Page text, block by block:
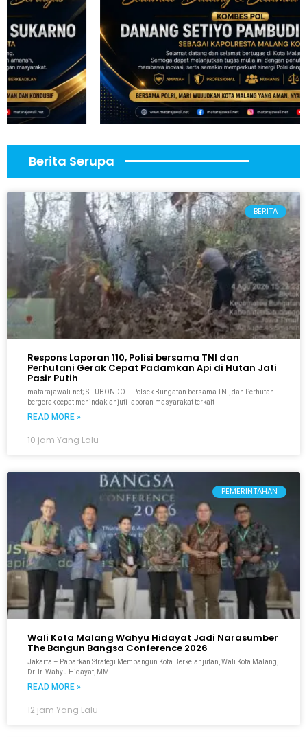
Berita Serupa
BERITA
Respons Laporan 110, Polisi bersama TNI dan
Perhutani Gerak Cepat Padamkan Api di Hutan Jati
Pasir Putih
matarajawali.net; SITUBONDO – Polsek Bungatan bersama TNI, dan Perhutani
bergerak cepat menindaklanjuti laporan masyarakat terkait
READ MORE »
10 jam Yang Lalu
PEMERINTAHAN
Wali Kota Malang Wahyu Hidayat Jadi Narasumber
The Bangun Bangsa Conference 2026
Jakarta – Paparkan Strategi Membangun Kota Berkelanjutan, Wali Kota Malang,
Dr. Ir. Wahyu Hidayat, MM
READ MORE »
12 jam Yang Lalu